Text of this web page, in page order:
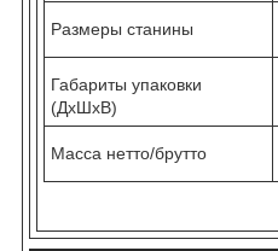
Размеры станины
Габариты упаковки
(ДхШхВ)
Масса нетто/брутто